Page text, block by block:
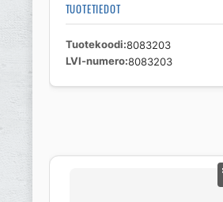
TUOTETIEDOT
Tuotekoodi 8083203
LVI-numero 8083203